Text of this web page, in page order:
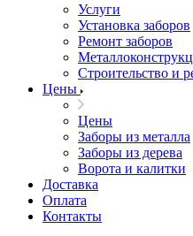
Услуги
Установка заборов
Ремонт заборов
Строительство и
Цены
Цены
Заборы из металла
Заборы из дерева
Ворота и калитки
Доставка
Оплата
Контакты